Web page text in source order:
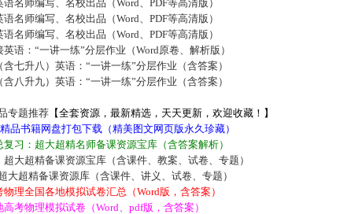
名师编写、名校出品（Word、PDF等高清版）
名师编写、名校出品（Word、PDF等高清版）
名师编写、名校出品（Word、PDF等高清版）
语：“一讲一练”分层作业（Word原卷、解析版）
七升八）英语：“一讲一练”分层作业（含答案）
八升九）英语：“一讲一练”分层作业（含答案）
专题推荐【全套资源，最新精选，天天更新，欢迎收藏！】
品书籍网盘打包下载（精美图文网页版永久珍藏）
习：超大超精名师备课资源宝库（含答案解析）
大超精备课资源宝库（含课件、教案、试卷、专题）
大超精备课资源库（含课件、讲义、试卷、专题）
理全国各地模拟试卷汇总（Word版，含答案）
考物理模拟试卷（Word、pdf版，含答案）